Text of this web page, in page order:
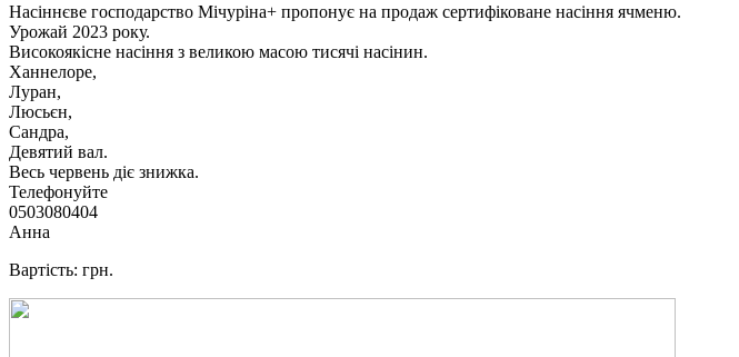
Насіннєве господарство Мічуріна+ пропонує на продаж сертифіковане насіння ячменю.
Урожай 2023 року.
Високоякісне насіння з великою масою тисячі насінин.
Ханнелоре,
Луран,
Люсьєн,
Сандра,
Девятий вал.
Весь червень діє знижка.
Телефонуйте
0503080404
Анна
Вартість: грн.